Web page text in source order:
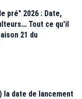
pré" 2026 : Date,
Tout ce qu'il
21 du
la date de lancement